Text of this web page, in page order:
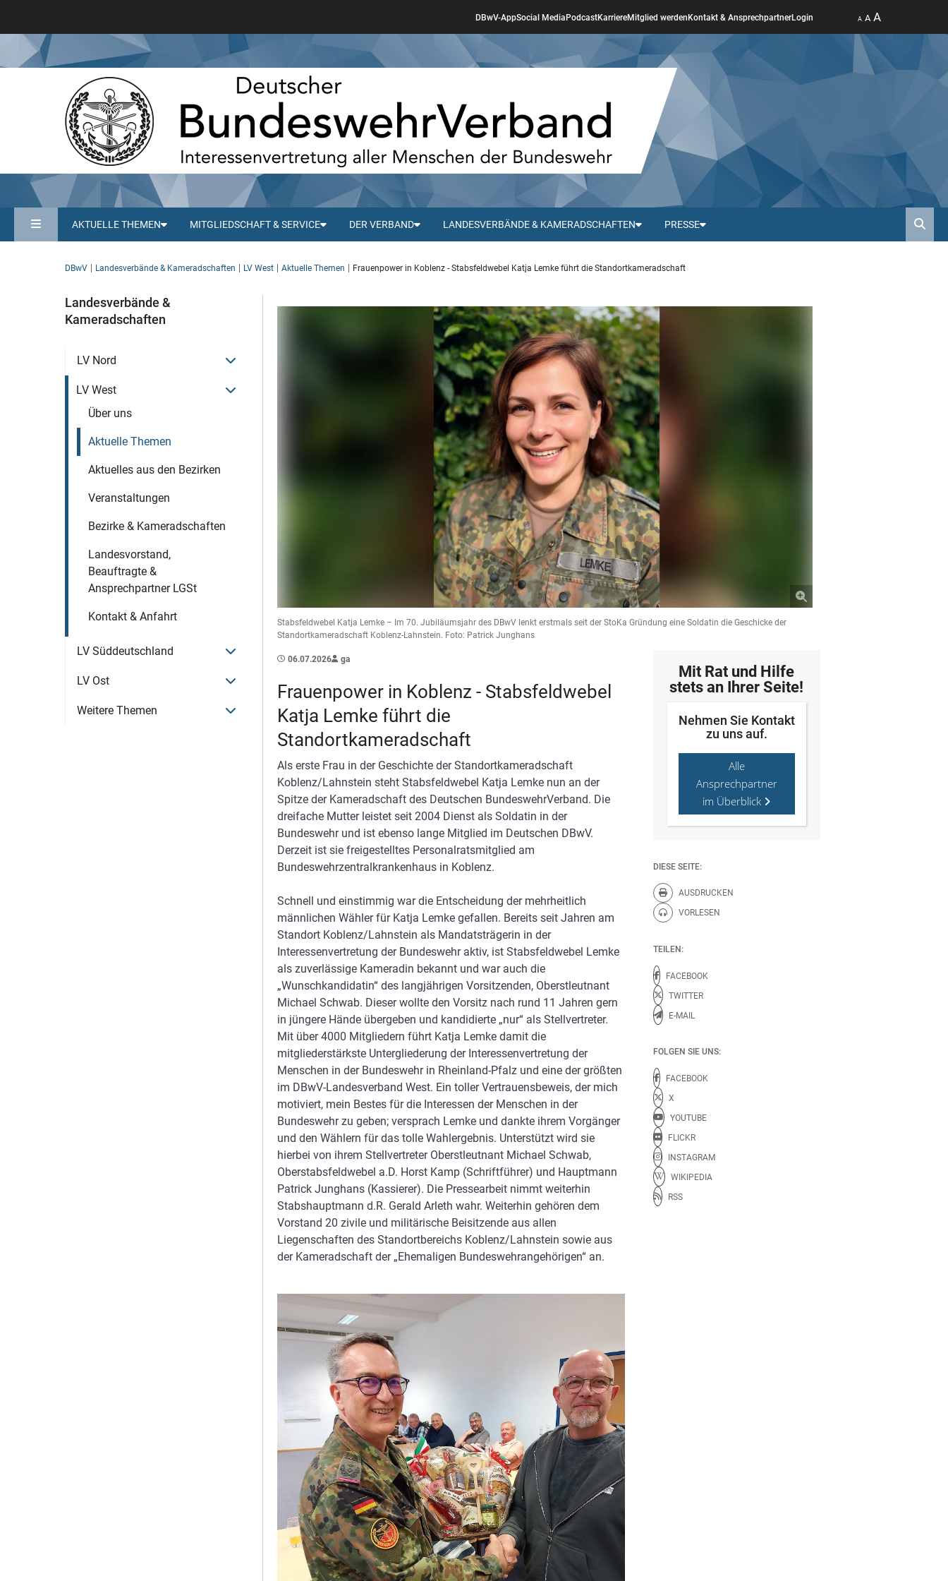
DBwV-AppSocial Media PodcastKarriereMitglied werden Kontakt & AnsprechpartnerLogin A A A
AKTUELLE THEMEN MITGLIEDSCHAFT & SERVICE DER VERBAND LANDESVERBÄNDE & KAMERADSCHAFTEN PRESSE
DBwV Landesverbände & Kameradschaften LV West Aktuelle Themen Frauenpower in Koblenz - Stabsfeldwebel Katja Lemke führt die Standortkameradschaft
Landesverbände &
Kameradschaften
LV Nord
LV West
Über uns
Aktuelle Themen
Aktuelles aus den Bezirken
Veranstaltungen
Bezirke & Kameradschaften
Landesvorstand,
Beauftragte &
Ansprechpartner LGSt
Kontakt & Anfahrt
LV Süddeutschland
LV Ost
Weitere Themen Menü öffnen
Stabsfeldwebel Katja Lemke – Im 70. Jubiläumsjahr des DBwV lenkt erstmals seit der StoKa Gründung eine Soldatin die Geschicke der
Standortkameradschaft Koblenz-Lahnstein. Foto: Patrick Junghans
06.07.2026 ga
Frauenpower in Koblenz - Stabsfeldwebel
Katja Lemke führt die
Standortkameradschaft
Als erste Frau in der Geschichte der Standortkameradschaft
Koblenz/Lahnstein steht Stabsfeldwebel Katja Lemke nun an der
Spitze der Kameradschaft des Deutschen BundeswehrVerband. Die
dreifache Mutter leistet seit 2004 Dienst als Soldatin in der
Bundeswehr und ist ebenso lange Mitglied im Deutschen DBwV.
Derzeit ist sie freigestelltes Personalratsmitglied am
Bundeswehrzentralkrankenhaus in Koblenz.
Schnell und einstimmig war die Entscheidung der mehrheitlich
männlichen Wähler für Katja Lemke gefallen. Bereits seit Jahren am
Standort Koblenz/Lahnstein als Mandatsträgerin in der
Interessenvertretung der Bundeswehr aktiv, ist Stabsfeldwebel Lemke
als zuverlässige Kameradin bekannt und war auch die
„Wunschkandidatin“ des langjährigen Vorsitzenden, Oberstleutnant
Michael Schwab. Dieser wollte den Vorsitz nach rund 11 Jahren gern
in jüngere Hände übergeben und kandidierte „nur“ als Stellvertreter.
Mit über 4000 Mitgliedern führt Katja Lemke damit die
mitgliederstärkste Untergliederung der Interessenvertretung der
Menschen in der Bundeswehr in Rheinland-Pfalz und eine der größten
im DBwV-Landesverband West. Ein toller Vertrauensbeweis, der mich
motiviert, mein Bestes für die Interessen der Menschen in der
Bundeswehr zu geben; versprach Lemke und dankte ihrem Vorgänger
und den Wählern für das tolle Wahlergebnis. Unterstützt wird sie
hierbei von ihrem Stellvertreter Oberstleutnant Michael Schwab,
Oberstabsfeldwebel a.D. Horst Kamp (Schriftführer) und Hauptmann
Patrick Junghans (Kassierer). Die Pressearbeit nimmt weiterhin
Stabshauptmann d.R. Gerald Arleth wahr. Weiterhin gehören dem
Vorstand 20 zivile und militärische Beisitzende aus allen
Liegenschaften des Standortbereichs Koblenz/Lahnstein sowie aus
der Kameradschaft der „Ehemaligen Bundeswehrangehörigen“ an.
Mit Rat und Hilfe
stets an Ihrer Seite!
Nehmen Sie Kontakt
zu uns auf.
Alle
Ansprechpartner
im Überblick
DIESE SEITE:
AUSDRUCKEN
Diese Seite drucken.
VORLESEN
Diese Seite vorlesen.
TEILEN:
FACEBOOK
TWITTER
E-MAIL
FOLGEN SIE UNS:
FACEBOOK
X
YOUTUBE
FLICKR
INSTAGRAM
WIKIPEDIA
RSS